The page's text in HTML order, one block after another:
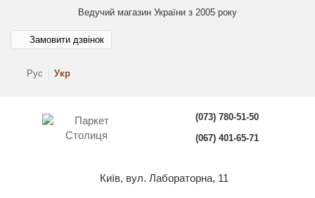
Ведучий магазин України з 2005 року
Рус Укр
Замовити дзвінок
(073) 780-51-50
(067) 401-65-71
Київ, вул. Лабораторна, 11